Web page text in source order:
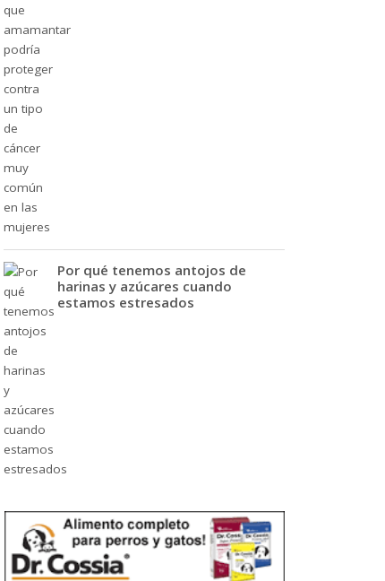
Por qué tenemos antojos de
harinas y azúcares cuando
estamos estresados